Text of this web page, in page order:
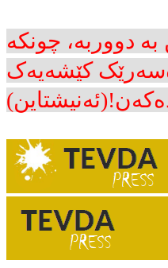
دووربە، چونکە
کێشەیەک